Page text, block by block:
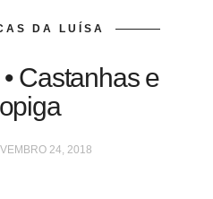
DA LUÍSA
Castanhas e
24, 2018